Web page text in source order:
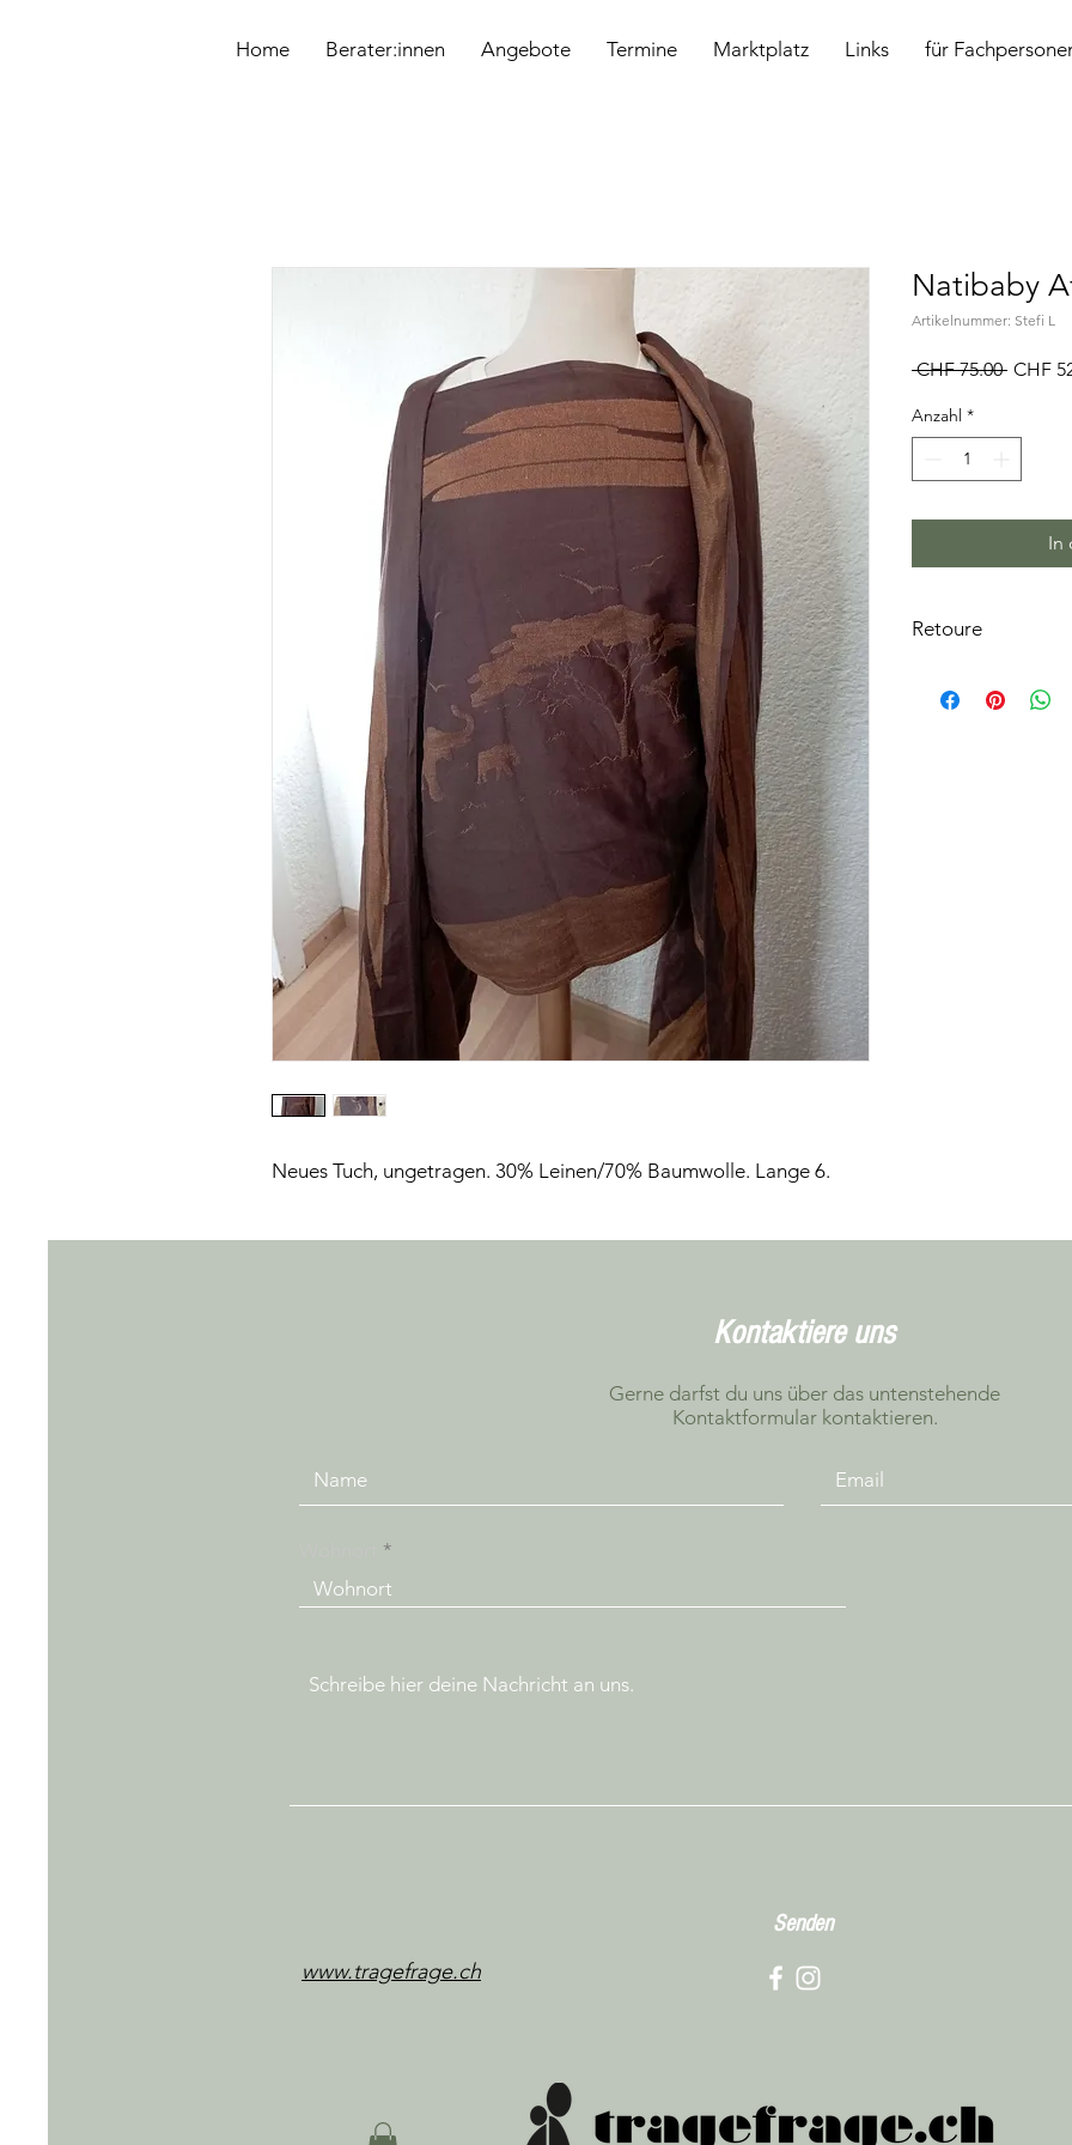
Home Berater:innen Angebote Termine Marktplatz Links für
Neues Tuch, ungetragen. 30% Leinen/70% Baumwolle. Lange 6.
Natibaby
Artikelnummer: Stefi L
CHF 75.00 CHF
Anzahl *
In
Retoure
unverbindlich in
Kontaktiere uns
Gerne darfst du uns über das untenstehende
Kontaktformular kontaktieren.
Senden
www.tragefrage.ch